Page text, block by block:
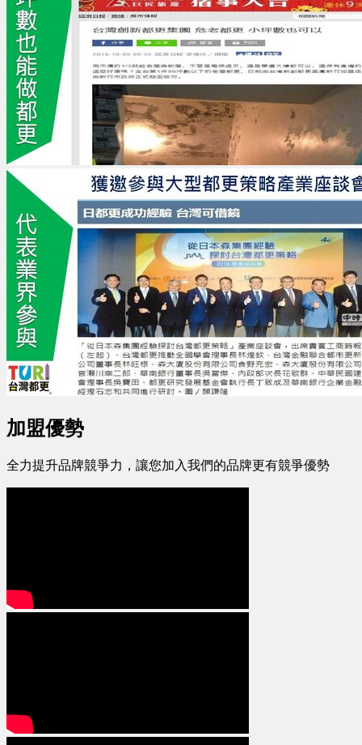
加盟優勢
全力提升品牌競爭力，讓您加入我們的品牌更有競爭優勢